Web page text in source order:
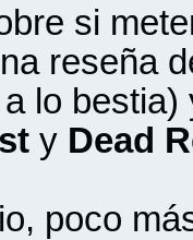
si
reseña
lo
y Dead
poco